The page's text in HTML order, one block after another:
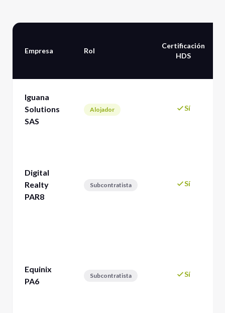
Empresa Rol
Certificación
HDS
Iguana
Solutions
SAS
Alojador Sí
Digital
Realty
PAR8
Subcontratista Sí
Equinix
PA6
Subcontratista Sí